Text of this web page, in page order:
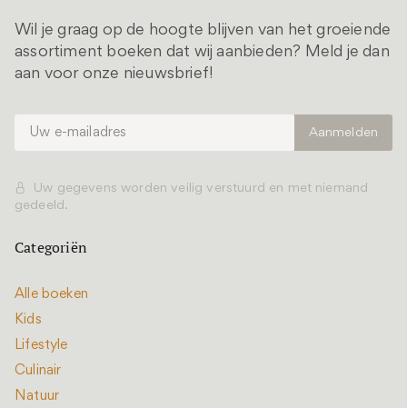
Wil je graag op de hoogte blijven van het groeiende
assortiment boeken dat wij aanbieden? Meld je dan
aan voor onze nieuwsbrief!
Uw gegevens worden veilig verstuurd en met niemand
gedeeld.
Categoriën
Alle boeken
Kids
Lifestyle
Culinair
Natuur